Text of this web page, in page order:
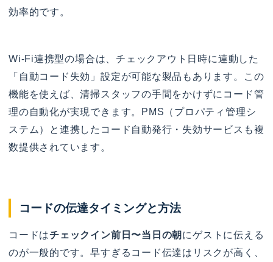
効率的です。
Wi-Fi連携型の場合は、チェックアウト日時に連動した
「自動コード失効」設定が可能な製品もあります。この
機能を使えば、清掃スタッフの手間をかけずにコード管
理の自動化が実現できます。PMS（プロパティ管理シ
ステム）と連携したコード自動発行・失効サービスも複
数提供されています。
コードの伝達タイミングと方法
コードはチェックイン前日〜当日の朝 にゲストに伝える
のが一般的です。早すぎるコード伝達はリスクが高く、